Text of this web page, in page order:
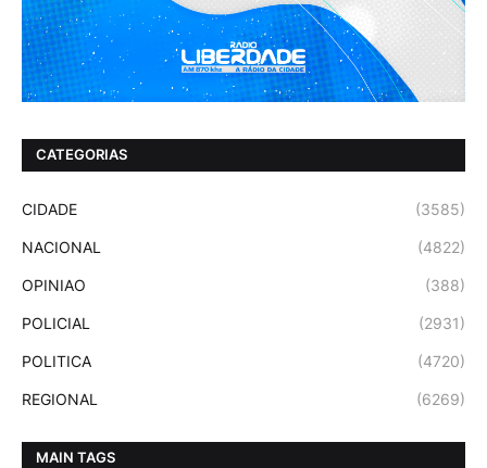
CATEGORIAS
CIDADE (3585)
NACIONAL (4822)
OPINIAO (388)
POLICIAL (2931)
POLITICA (4720)
REGIONAL (6269)
MAIN TAGS